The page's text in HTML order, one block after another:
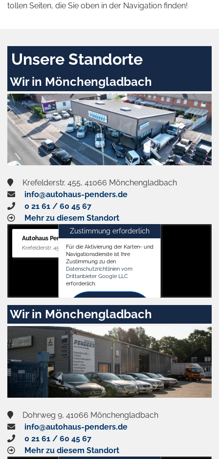
tollen Seiten, die Sie oben in der Navigation finden!
Unsere Standorte
Wir in Mönchengladbach
Krefelderstr. 455, 41066 Mönchengladbach
info@autohaus-penders.de
0 21 61 / 60 45 67
Mehr zu diesem Standort
Autohaus Penders (Verkauf)
Krefelderstr. 455, 41066 Mönchengladbach
Zustimmung erforderlich
Für die Aktivierung der Karten- und
Navigationsdienste ist Ihre
Zustimmung zu den
Datenschutzrichtlinien vom
Drittanbieter Google LLC
erforderlich.
Zustimmen
und
aktivieren
Wir in Mönchengladbach
Dohrweg 9, 41066 Mönchengladbach
info@autohaus-penders.de
0 21 61 / 60 45 67
Mehr zu diesem Standort